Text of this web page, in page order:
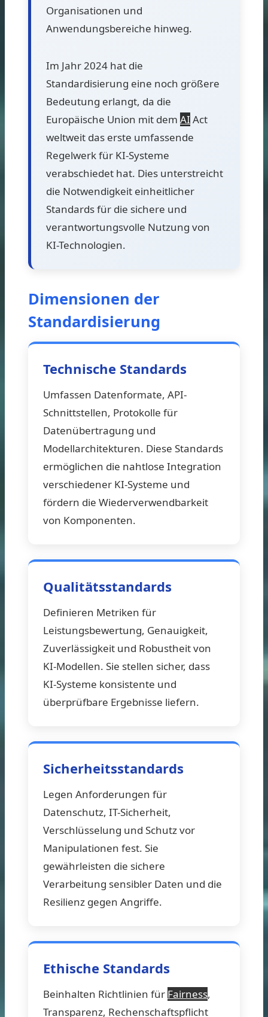
Organisationen und
Anwendungsbereiche hinweg.
Im Jahr 2024 hat die
Standardisierung eine noch größere
Bedeutung erlangt, da die
Europäische Union mit dem AI Act
weltweit das erste umfassende
Regelwerk für KI-Systeme
verabschiedet hat. Dies unterstreicht
die Notwendigkeit einheitlicher
Standards für die sichere und
verantwortungsvolle Nutzung von
KI-Technologien.
Dimensionen der
Standardisierung
Technische Standards
Umfassen Datenformate, API-
Schnittstellen, Protokolle für
Datenübertragung und
Modellarchitekturen. Diese Standards
ermöglichen die nahtlose Integration
verschiedener KI-Systeme und
fördern die Wiederverwendbarkeit
von Komponenten.
Qualitätsstandards
Definieren Metriken für
Leistungsbewertung, Genauigkeit,
Zuverlässigkeit und Robustheit von
KI-Modellen. Sie stellen sicher, dass
KI-Systeme konsistente und
überprüfbare Ergebnisse liefern.
Sicherheitsstandards
Legen Anforderungen für
Datenschutz, IT-Sicherheit,
Verschlüsselung und Schutz vor
Manipulationen fest. Sie
gewährleisten die sichere
Verarbeitung sensibler Daten und die
Resilienz gegen Angriffe.
Ethische Standards
Beinhalten Richtlinien für Fairness,
Transparenz, Rechenschaftspflicht